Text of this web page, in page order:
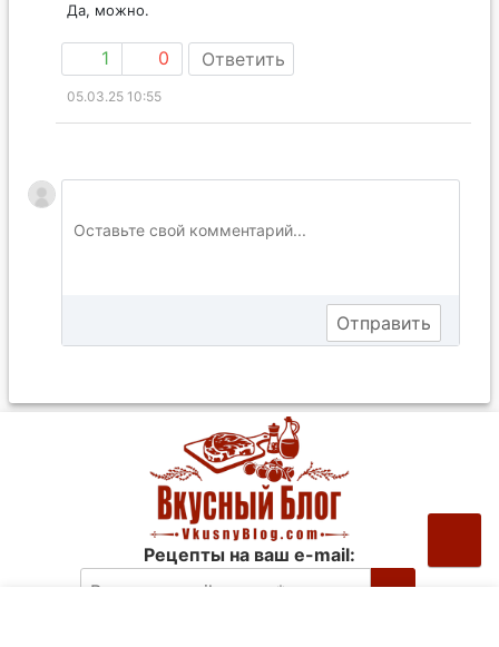
Да, можно.
1 0 Ответить
05.03.25 10:55
Рецепты на ваш e-mail: